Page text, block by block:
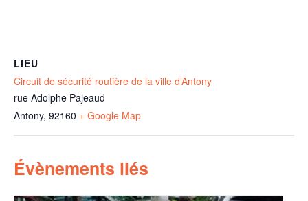
LIEU
Circuit de sécurité routière de la ville d’Antony
rue Adolphe Pajeaud
Antony, 92160 + Google Map
Évènements liés